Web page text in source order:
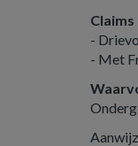
Claims
-
- Met